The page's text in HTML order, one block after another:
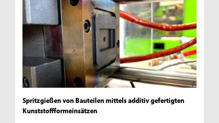
Spritzgießen von Bauteilen mittels additiv gefertigten
Kunststoffformeinsätzen